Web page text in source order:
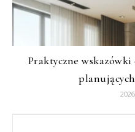
Praktyczne